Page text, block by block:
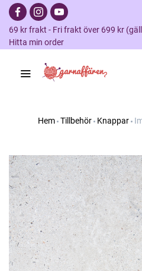
69 kr frakt - Fri frakt över 699 kr
Hitta min order
Hem Tillbehör Knappar